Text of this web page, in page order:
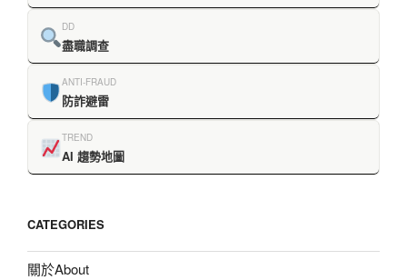
DD
盡職調查
ANTI-FRAUD
防詐避雷
TREND
AI 趨勢地圖
CATEGORIES
關於About